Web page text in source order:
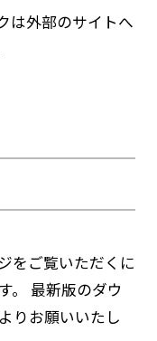
は外部のサイトへ
をご覧いただくに
。 最新版のダウ
りお願いいたし